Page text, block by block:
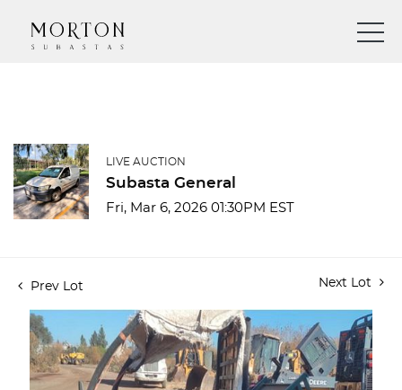
LIVE AUCTION
Subasta General
Fri, Mar 6, 2026 01:30PM EST
Prev Lot Next Lot